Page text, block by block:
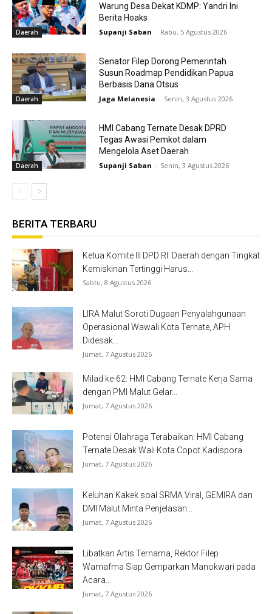
Daerah
Warung Desa Dekat KDMP: Yandri Ini
Berita Hoaks
Supanji Saban - Rabu, 5 Agustus 2026
Daerah
Senator Filep Dorong Pemerintah
Susun Roadmap Pendidikan Papua
Berbasis Dana Otsus
Jaga Melanesia - Senin, 3 Agustus 2026
Daerah
HMI Cabang Ternate Desak DPRD
Tegas Awasi Pemkot dalam
Mengelola Aset Daerah
Supanji Saban - Senin, 3 Agustus 2026
BERITA TERBARU
Ketua Komite III DPD RI: Daerah dengan Tingkat
Kemiskinan Tertinggi Harus...
Sabtu, 8 Agustus 2026
LIRA Malut Soroti Dugaan Penyalahgunaan
Operasional Wawali Kota Ternate, APH
Didesak...
Jumat, 7 Agustus 2026
Milad ke-62: HMI Cabang Ternate Kerja Sama
dengan PMI Malut Gelar...
Jumat, 7 Agustus 2026
Potensi Olahraga Terabaikan: HMI Cabang
Ternate Desak Wali Kota Copot Kadispora
Jumat, 7 Agustus 2026
Keluhan Kakek soal SRMA Viral, GEMIRA dan
DMI Malut Minta Penjelasan...
Jumat, 7 Agustus 2026
Libatkan Artis Ternama, Rektor Filep
Wamafma Siap Gemparkan Manokwari pada
Acara...
Jumat, 7 Agustus 2026